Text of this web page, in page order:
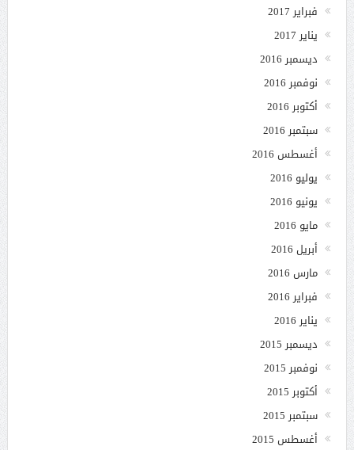
فبراير 2017
يناير 2017
ديسمبر 2016
نوفمبر 2016
أكتوبر 2016
سبتمبر 2016
أغسطس 2016
يوليو 2016
يونيو 2016
مايو 2016
أبريل 2016
مارس 2016
فبراير 2016
يناير 2016
ديسمبر 2015
نوفمبر 2015
أكتوبر 2015
سبتمبر 2015
أغسطس 2015